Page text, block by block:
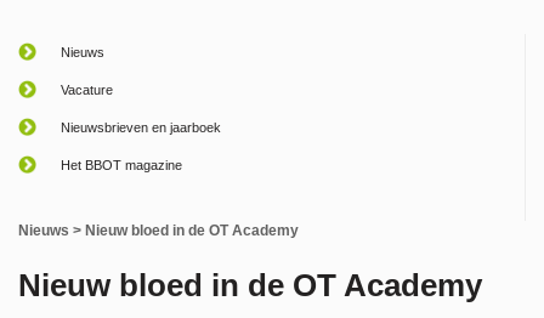
Nieuws
Vacature
Nieuwsbrieven en jaarboek
Het BBOT magazine
Nieuws > Nieuw bloed in de OT Academy
Nieuw bloed in de OT Academy